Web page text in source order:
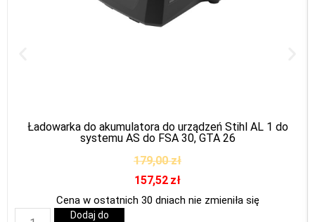
Ładowarka do akumulatora do urządzeń Stihl AL 1 do
systemu AS do FSA 30, GTA 26
179,00zł
157,52 zł
Cena w ostatnich 30 dniach nie zmieniła się
Dodaj do